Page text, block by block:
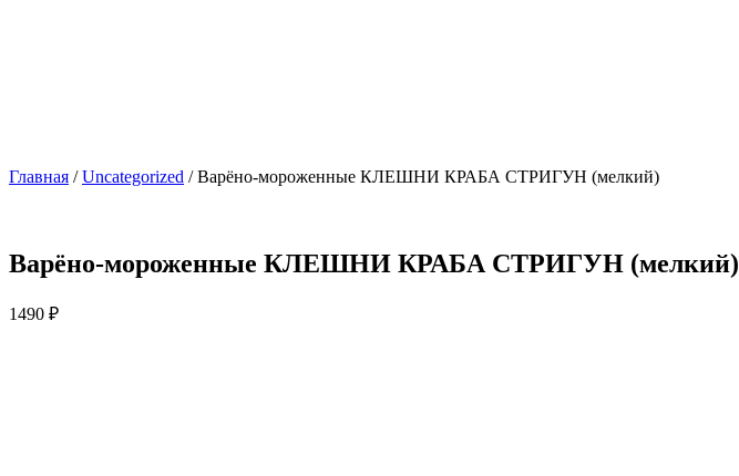
Главная /Uncategorized / Варёно-мороженные КЛЕШНИ КРАБА СТРИГУН (мелкий)
Варёно-мороженные КЛЕШНИ КРАБА СТРИГУН (мелкий)
1490 ₽